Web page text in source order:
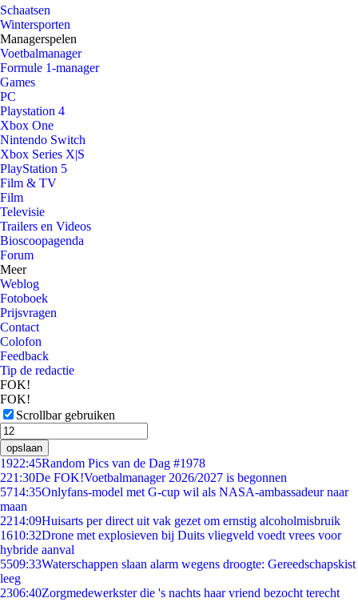
Schaatsen
Wintersporten
Managerspelen
Voetbalmanager
Formule 1-manager
Games
PC
Playstation 4
Xbox One
Nintendo Switch
Xbox Series X|S
PlayStation 5
Film & TV
Film
Televisie
Trailers en Videos
Bioscoopagenda
Forum
Meer
Weblog
Fotoboek
Prijsvragen
Contact
Colofon
Feedback
Tip de redactie
FOK!
FOK!
Scrollbar gebruiken
opslaan
1922:45Random Pics van de Dag #1978
221:30De FOK!Voetbalmanager 2026/2027 is begonnen
5714:35Onlyfans-model met G-cup wil als NASA-ambassadeur naar
maan
2214:09Huisarts per direct uit vak gezet om ernstig alcoholmisbruik
1610:32Drone met explosieven bij Duits vliegveld voedt vrees voor
hybride aanval
5509:33Waterschappen slaan alarm wegens droogte: Gereedschapskist
leeg
2306:40Zorgmedewerkster die 's nachts haar vriend bezocht terecht